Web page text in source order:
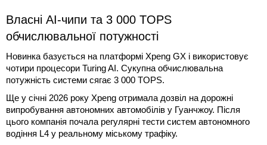
Власні AI-чипи та 3 000 TOPS
обчислювальної потужності
Новинка базується на платформі Xpeng GX і використовує
чотири процесори Turing AI. Сукупна обчислювальна
потужність системи сягає 3 000 TOPS.
Ще у січні 2026 року Xpeng отримала дозвіл на дорожні
випробування автономних автомобілів у Гуанчжоу. Після
цього компанія почала регулярні тести систем автономного
водіння L4 у реальному міському трафіку.